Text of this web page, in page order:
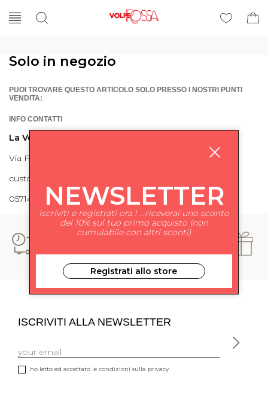
Solo in negozio
PUOI TROVARE QUESTO ARTICOLO SOLO PRESSO I NOSTRI PUNTI
VENDITA:
INFO CONTATTI
La Volpe Rossa
Via Piave 27 56024 Ponte a Egola
customercare@lavolperossa.it
0571498228
ISCRIVITI ALLA NEWSLETTER
ho letto ed accettato le condizioni sulla privacy.
NEWSLETTER
iscriviti e registrati ora ! ...riceverai uno sconto
del 10% sul tuo primo acquisto (non
cumulabile con altri sconti)
Registrati allo store